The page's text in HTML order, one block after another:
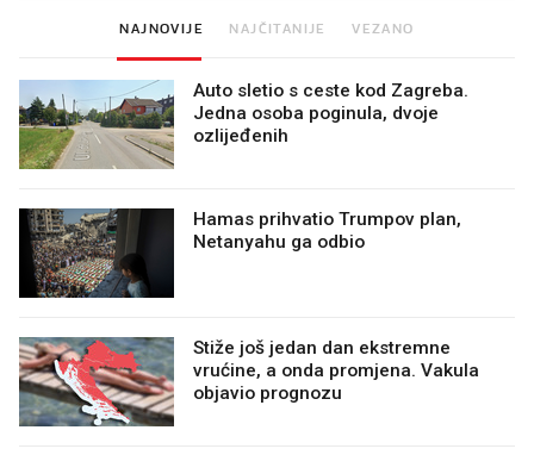
NAJNOVIJE NAJČITANIJE VEZANO
Auto sletio s ceste kod Zagreba.
Jedna osoba poginula, dvoje
ozlijeđenih
Hamas prihvatio Trumpov plan,
Netanyahu ga odbio
Stiže još jedan dan ekstremne
vrućine, a onda promjena. Vakula
objavio prognozu